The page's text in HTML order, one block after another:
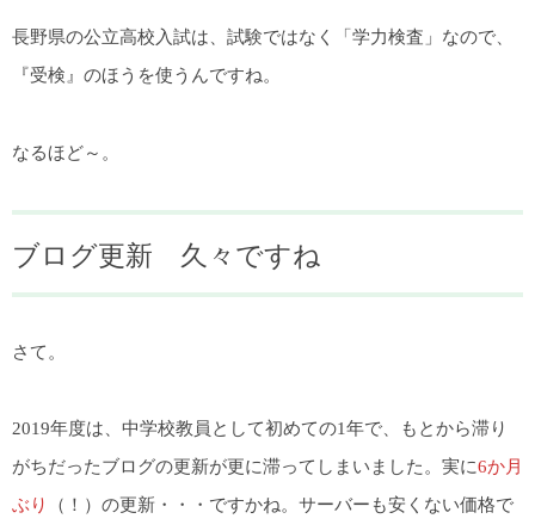
長野県の公立高校入試は、試験ではなく「学力検査」なので、
『受検』のほうを使うんですね。
なるほど～。
ブログ更新 久々ですね
さて。
2019年度は、中学校教員として初めての1年で、もとから滞り
がちだったブログの更新が更に滞ってしまいました。実に6か月
ぶり
（！）の更新・・・ですかね。サーバーも安くない価格で